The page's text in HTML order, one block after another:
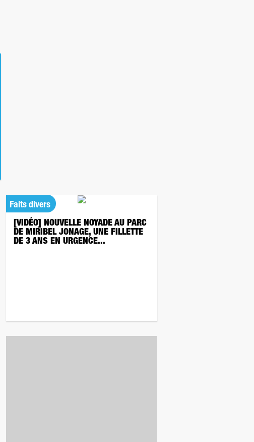
Faits divers
[VIDÉO] NOUVELLE NOYADE AU PARC
DE MIRIBEL JONAGE, UNE FILLETTE
DE 3 ANS EN URGENCE...